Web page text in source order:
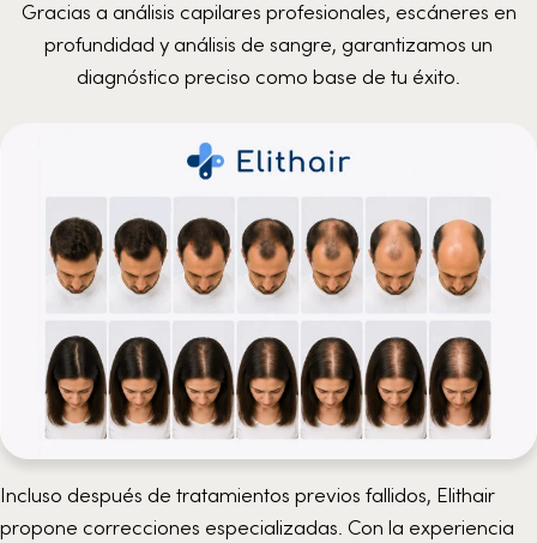
Gracias a análisis capilares profesionales, escáneres en
profundidad y análisis de sangre, garantizamos un
diagnóstico preciso como base de tu éxito.
Incluso después de tratamientos previos fallidos, Elithair
propone correcciones especializadas. Con la experiencia